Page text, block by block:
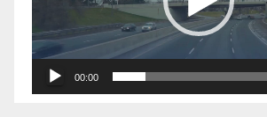
00:00